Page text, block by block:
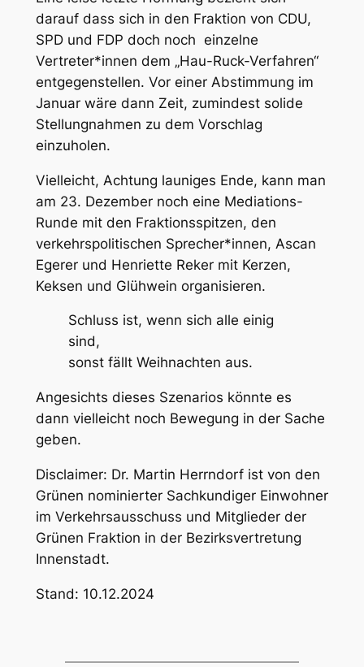
darauf dass sich in den Fraktion von CDU,
SPD und FDP doch noch einzelne
Vertreter*innen dem „Hau-Ruck-Verfahren“
entgegenstellen. Vor einer Abstimmung im
Januar wäre dann Zeit, zumindest solide
Stellungnahmen zu dem Vorschlag
einzuholen.
Vielleicht, Achtung launiges Ende, kann man
am 23. Dezember noch eine Mediations-
Runde mit den Fraktionsspitzen, den
verkehrspolitischen Sprecher*innen, Ascan
Egerer und Henriette Reker mit Kerzen,
Keksen und Glühwein organisieren.
Schluss ist, wenn sich alle einig
sind,
sonst fällt Weihnachten aus.
Angesichts dieses Szenarios könnte es
dann vielleicht noch Bewegung in der Sache
geben.
Disclaimer: Dr. Martin Herrndorf ist von den
Grünen nominierter Sachkundiger Einwohner
im Verkehrsausschuss und Mitglieder der
Grünen Fraktion in der Bezirksvertretung
Innenstadt.
Stand: 10.12.2024